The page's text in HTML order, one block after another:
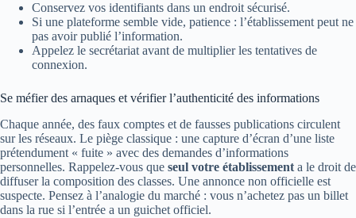
Conservez vos identifiants dans un endroit sécurisé.
Si une plateforme semble vide, patience : l’établissement peut ne
pas avoir publié l’information.
Appelez le secrétariat avant de multiplier les tentatives de
connexion.
Se méfier des arnaques et vérifier l’authenticité des informations
Chaque année, des faux comptes et de fausses publications circulent
sur les réseaux. Le piège classique : une capture d’écran d’une liste
prétendument « fuite » avec des demandes d’informations
personnelles. Rappelez-vous que seul votre établissement a le droit de
diffuser la composition des classes. Une annonce non officielle est
suspecte. Pensez à l’analogie du marché : vous n’achetez pas un billet
dans la rue si l’entrée a un guichet officiel.